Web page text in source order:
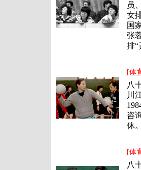
员
女
国
张
排
[体
八
川
咨
休
[体
八